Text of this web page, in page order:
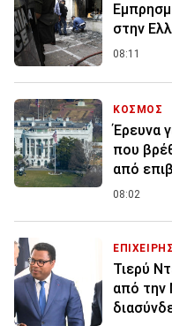
στην
08:11
ΚΟΣΜΟΣ
Έρευνα
που
από
08:02
Τιερύ
από την